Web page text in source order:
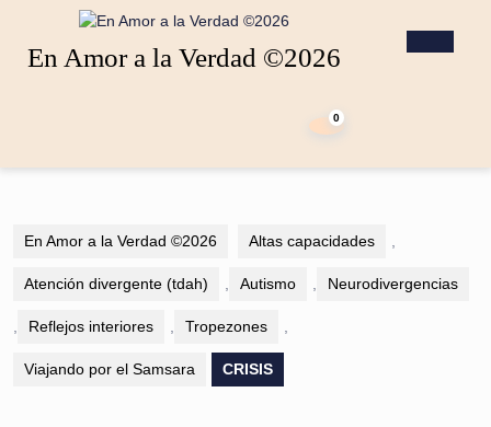
contenidoEn Amor a la Verdad ©2026
de
0
En Amor a la Verdad ©2026 Altas capacidades
Atención divergente (tdah) Autismo Neurodivergencias
Reflejos interiores Tropezones
Viajando por el Samsara CRISIS